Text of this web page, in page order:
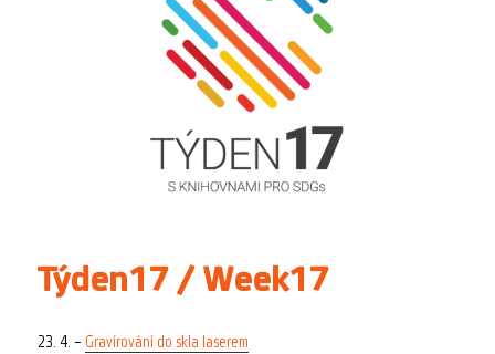
Týden17 / Week17
23. 4. –Gravírování do skla laserem